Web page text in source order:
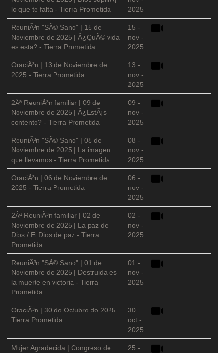
lo que te falta - Tierra Prometida
2025
ReuniÃ³n "SÃ© Sano" | 15 de
Noviembre de 2025 | Â¿QuÃ© vida
es esta? - Tierra Prometida
15 -
nov -
2025
OraciÃ³n | 13 de Noviembre de
2025 - Tierra Prometida
13 -
nov -
2025
2Âª ReuniÃ³n familiar | 09 de
Noviembre de 2025 | Â¿EstÃ¡s
contento? - Tierra Prometida
09 -
nov -
2025
ReuniÃ³n "SÃ© Sano" | 08 de
Noviembre de 2025 | La imagen
que llevamos - Tierra Prometida
08 -
nov -
2025
OraciÃ³n | 06 de Noviembre de
2025 - Tierra Prometida
06 -
nov -
2025
2Âª ReuniÃ³n familiar | 02 de
Noviembre de 2025 | La paz de
Dios / El Dios de paz - Tierra
Prometida
02 -
nov -
2025
ReuniÃ³n "SÃ© Sano" | 01 de
Noviembre de 2025 | Destruida es
la muerte en victoria - Tierra
Prometida
01 -
nov -
2025
OraciÃ³n | 30 de Octubre de 2025 -
Tierra Prometida
30 -
oct -
2025
Mujer Agradecida | Congreso de
25 -